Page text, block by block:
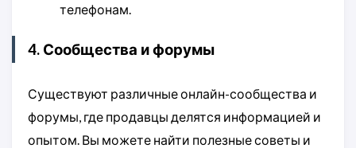
телефонам.
4. Сообщества и форумы
Существуют различные онлайн-сообщества и
форумы, где продавцы делятся информацией и
опытом. Вы можете найти полезные советы и